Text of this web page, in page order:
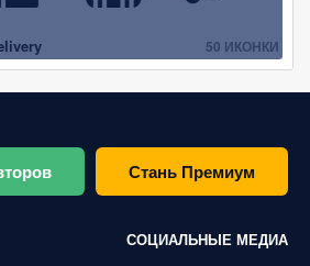
50 ИКОНКИ
Стань Премиум
СОЦИАЛЬНЫЕ МЕДИА